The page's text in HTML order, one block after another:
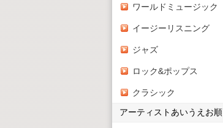
ワールドミュージック
イージーリスニング
ジャズ
ロック&ポップス
クラシック
アーティストあいうえお順